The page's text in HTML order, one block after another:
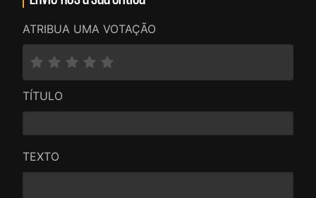
ATRIBUA UMA VOTAÇÃO
TÍTULO
TEXTO